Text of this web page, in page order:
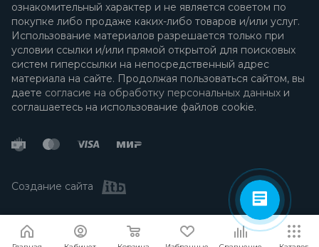
ознакомительный характер и не является советом по
покупке либо продаже каких-либо товаров и/или услуг.
Использование материалов разрешается только при
условии ссылки и/или прямой открытой для поисковых
систем гиперссылки на непосредственный адрес
материала на сайте. Продолжая пользоваться сайтом, вы
даете согласие на обработку персональных данных и
соглашаетесь на использование файлов cookie.
Создание сайта
Мы используем файлы cookie. Подробнее Я согласен